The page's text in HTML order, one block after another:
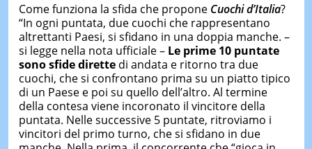
Come funziona la sfida che propone Cuochi d’Italia?
“In ogni puntata, due cuochi che rappresentano
altrettanti Paesi, si sfidano in una doppia manche. –
si legge nella nota ufficiale – Le prime 10 puntate
sono sfide direttedi andata e ritorno tra due
cuochi, che si confrontano prima su un piatto tipico
di un Paese e poi su quello dell’altro. Al termine
della contesa viene incoronato il vincitore della
puntata. Nelle successive 5 puntate, ritroviamo i
vincitori del primo turno, che si sfidano in due